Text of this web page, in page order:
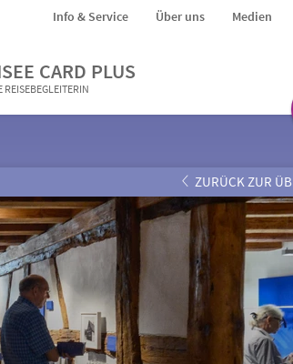
Info & Service Über uns Medien
CARD PLUS
REISEBEGLEITERIN
ZURÜCK ZUR